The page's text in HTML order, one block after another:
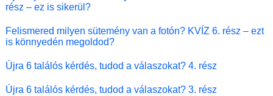
rész – ez is sikerül?
Felismered milyen sütemény van a fotón? KVÍZ 6. rész – ezt
is könnyedén megoldod?
Újra 6 találós kérdés, tudod a válaszokat? 4. rész
Újra 6 találós kérdés, tudod a válaszokat? 3. rész